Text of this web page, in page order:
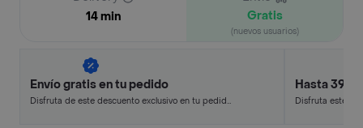
14 min
Gratis
(nuevos usuarios)
Envío gratis en tu pedido
Disfruta de este descuento exclusivo en tu pedido
Hasta 39%
Disfruta este